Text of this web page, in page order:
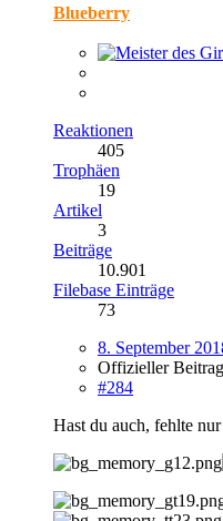
Blueberry
Reaktionen
405
Trophäen
19
Artikel
3
Beiträge
10.901
Filebase Einträge
73
8. September
Offizieller Beitrag
#284
Hast du auch, fehlte